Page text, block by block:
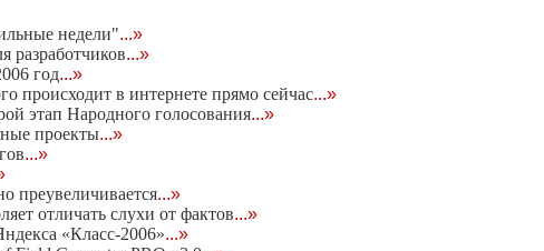
недели"...»
разработчиков...»
год...»
происходит в интернете прямо сейчас...»
этап Народного голосования...»
проекты...»
...»
преувеличивается...»
отличать слухи от фактов...»
«Класс-2006»...»